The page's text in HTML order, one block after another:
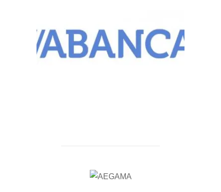
AUTOR DE LA PUBLICACIÓN